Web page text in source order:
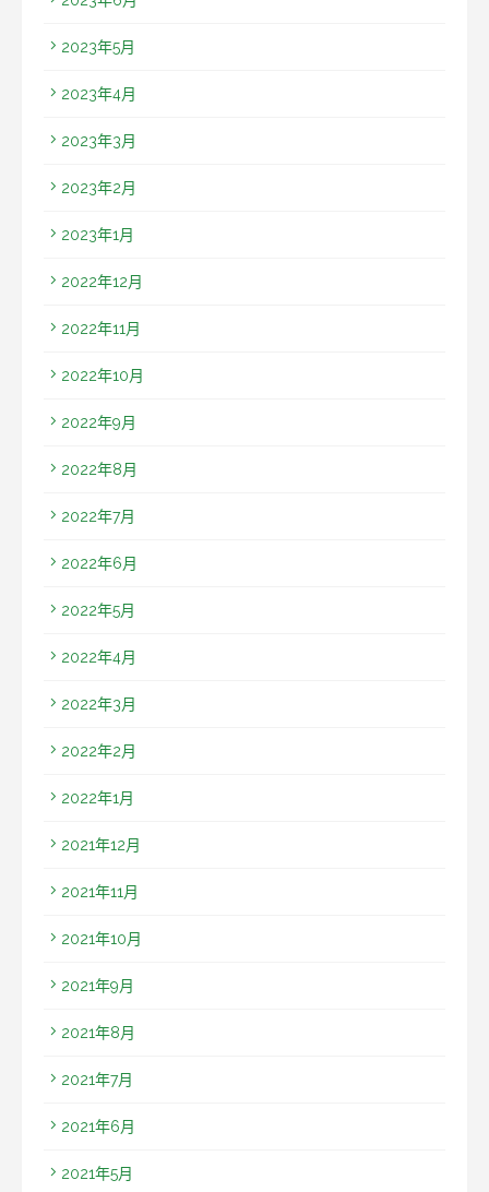
2023年5月
2023年4月
2023年3月
2023年2月
2023年1月
2022年12月
2022年11月
2022年10月
2022年9月
2022年8月
2022年7月
2022年6月
2022年5月
2022年4月
2022年3月
2022年2月
2022年1月
2021年12月
2021年11月
2021年10月
2021年9月
2021年8月
2021年7月
2021年6月
2021年5月